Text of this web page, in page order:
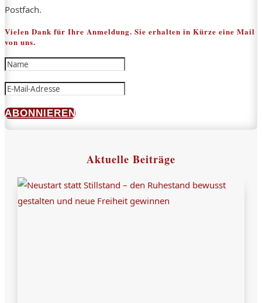
Postfach.
Vielen Dank für Ihre Anmeldung. Sie erhalten in Kürze eine Mail
von uns.
ABONNIEREN
Aktuelle Beiträge